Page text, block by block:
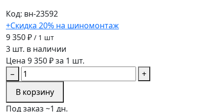
Код: вн-23592
+Скидка 20% на шиномонтаж
9 350 ₽ / 1 шт
3 шт. в наличии
Цена 9 350 ₽ за 1 шт.
−
+
В корзину
Под заказ ~1 дн.